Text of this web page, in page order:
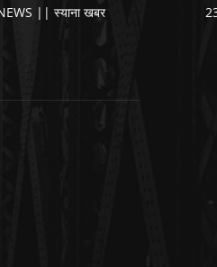
|| स्याना खबर